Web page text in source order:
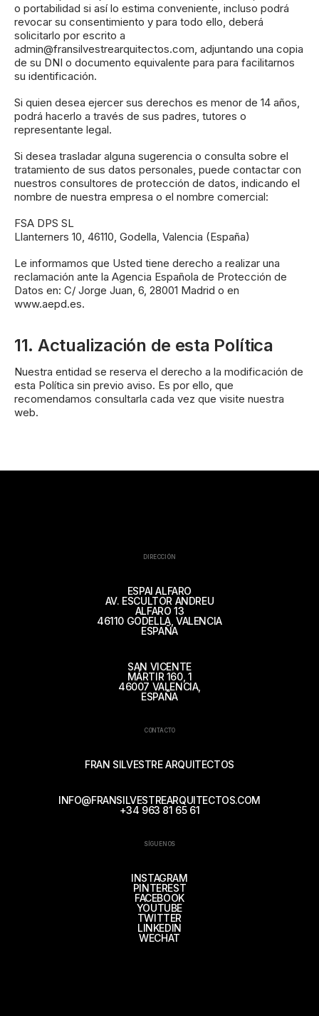
o portabilidad si así lo estima conveniente, incluso podrá
revocar su consentimiento y para todo ello, deberá
solicitarlo por escrito a
admin@fransilvestrearquitectos.com, adjuntando una copia
de su DNI o documento equivalente para para facilitarnos
su identificación.
Si quien desea ejercer sus derechos es menor de 14 años,
podrá hacerlo a través de sus padres, tutores o
representante legal.
Si desea trasladar alguna sugerencia o consulta sobre el
tratamiento de sus datos personales, puede contactar con
nuestros consultores de protección de datos, indicando el
nombre de nuestra empresa o el nombre comercial:
FSA DPS SL
Llanterners 10, 46110, Godella, Valencia (España)
Le informamos que Usted tiene derecho a realizar una
reclamación ante la Agencia Española de Protección de
Datos en: C/ Jorge Juan, 6, 28001 Madrid o en
www.aepd.es.
11. Actualización de esta Política
Nuestra entidad se reserva el derecho a la modificación de
esta Política sin previo aviso. Es por ello, que
recomendamos consultarla cada vez que visite nuestra
web.
DIRECCIÓN
ESPAI ALFARO
AV. ESCULTOR ANDREU
ALFARO 13
46110 GODELLA, VALENCIA
ESPAÑA
SAN VICENTE
MÁRTIR 160, 1
46007 VALENCIA,
ESPAÑA
CONTACTO
FRAN SILVESTRE ARQUITECTOS
INFO@FRANSILVESTREARQUITECTOS.COM
+34 963 81 65 61
SÍGUENOS
INSTAGRAM
PINTEREST
FACEBOOK
YOUTUBE
TWITTER
LINKEDIN
WECHAT